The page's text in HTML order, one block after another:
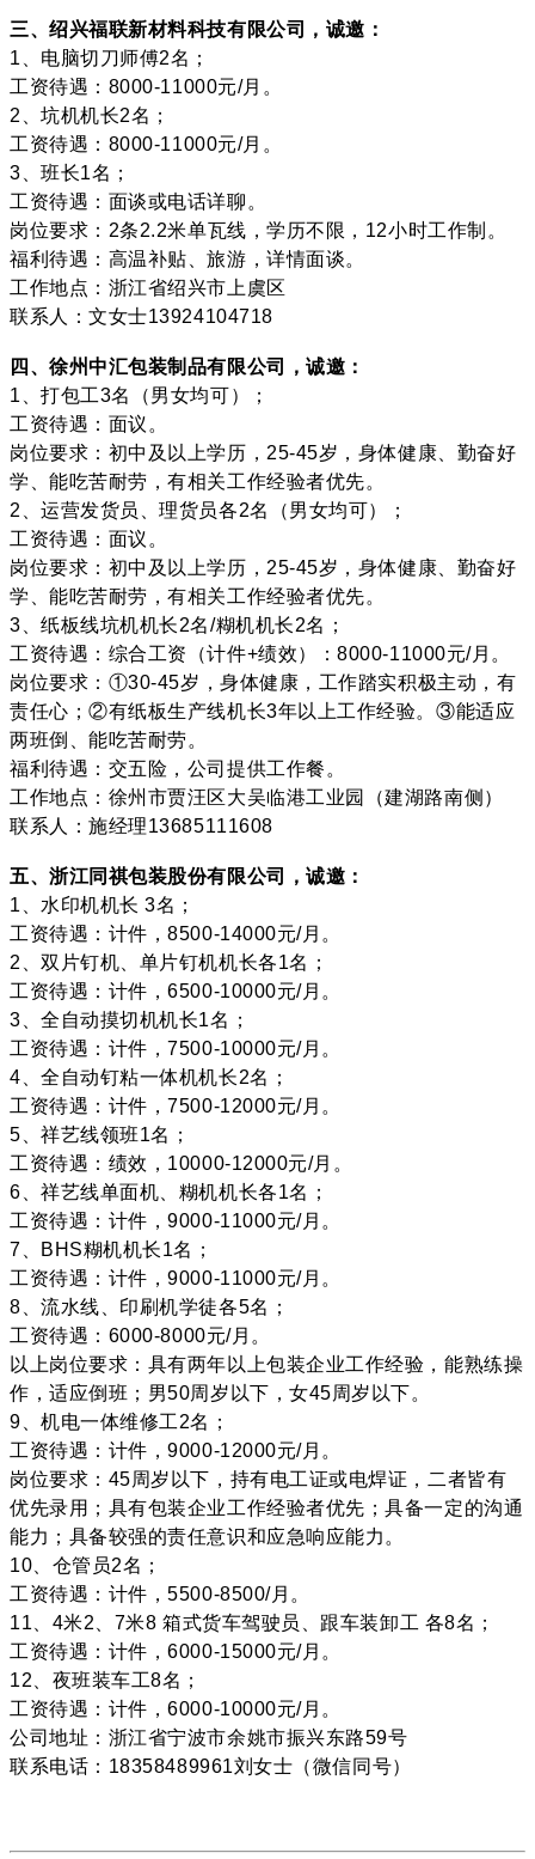
三、绍兴福联新材料科技有限公司，诚邀：
1、电脑切刀师傅2名；
工资待遇：8000-11000元/月。
2、坑机机长2名；
工资待遇：8000-11000元/月。
3、班长1名；
工资待遇：面谈或电话详聊。
岗位要求：2条2.2米单瓦线，学历不限，12小时工作制。
福利待遇：高温补贴、旅游，详情面谈。
工作地点：浙江省绍兴市上虞区
联系人：文女士13924104718
四、徐州中汇包装制品有限公司，诚邀：
1、打包工3名（男女均可）；
工资待遇：面议。
岗位要求：初中及以上学历，25-45岁，身体健康、勤奋好
学、能吃苦耐劳，有相关工作经验者优先。
2、运营发货员、理货员各2名（男女均可）；
工资待遇：面议。
岗位要求：初中及以上学历，25-45岁，身体健康、勤奋好
学、能吃苦耐劳，有相关工作经验者优先。
3、纸板线坑机机长2名/糊机机长2名；
工资待遇：综合工资（计件+绩效）：8000-11000元/月。
岗位要求：①30-45岁，身体健康，工作踏实积极主动，有
责任心；②有纸板生产线机长3年以上工作经验。③能适应
两班倒、能吃苦耐劳。
福利待遇：交五险，公司提供工作餐。
工作地点：徐州市贾汪区大吴临港工业园（建湖路南侧）
联系人：施经理13685111608
五、浙江同祺包装股份有限公司，诚邀：
1、水印机机长 3名；
工资待遇：计件，8500-14000元/月。
2、双片钉机、单片钉机机长各1名；
工资待遇：计件，6500-10000元/月。
3、全自动摸切机机长1名；
工资待遇：计件，7500-10000元/月。
4、全自动钉粘一体机机长2名；
工资待遇：计件，7500-12000元/月。
5、祥艺线领班1名；
工资待遇：绩效，10000-12000元/月。
6、祥艺线单面机、糊机机长各1名；
工资待遇：计件，9000-11000元/月。
7、BHS糊机机长1名；
工资待遇：计件，9000-11000元/月。
8、流水线、印刷机学徒各5名；
工资待遇：6000-8000元/月。
以上岗位要求：具有两年以上包装企业工作经验，能熟练操
作，适应倒班；男50周岁以下，女45周岁以下。
9、机电一体维修工2名；
工资待遇：计件，9000-12000元/月。
岗位要求：45周岁以下，持有电工证或电焊证，二者皆有
优先录用；具有包装企业工作经验者优先；具备一定的沟通
能力；具备较强的责任意识和应急响应能力。
10、仓管员2名；
工资待遇：计件，5500-8500/月。
11、4米2、7米8 箱式货车驾驶员、跟车装卸工 各8名；
工资待遇：计件，6000-15000元/月。
12、夜班装车工8名；
工资待遇：计件，6000-10000元/月。
公司地址：浙江省宁波市余姚市振兴东路59号
联系电话：18358489961刘女士（微信同号）